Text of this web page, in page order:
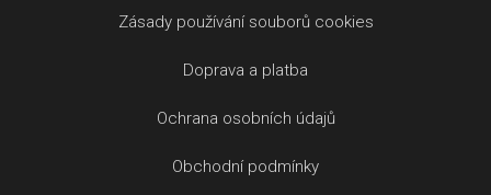
Zásady používání souborů cookies
Doprava a platba
Ochrana osobních údajů
Obchodní podmínky